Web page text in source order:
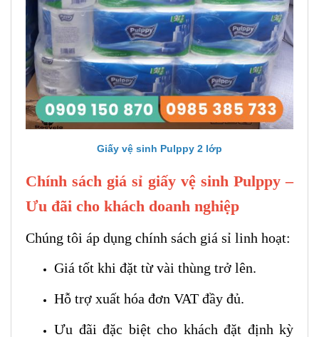
Giấy vệ sinh Pulppy 2 lớp
Chính sách giá sỉ giấy vệ sinh Pulppy –
Ưu đãi cho khách doanh nghiệp
Chúng tôi áp dụng chính sách giá sỉ linh hoạt:
Giá tốt khi đặt từ vài thùng trở lên.
Hỗ trợ xuất hóa đơn VAT đầy đủ.
Ưu đãi đặc biệt cho khách đặt định kỳ